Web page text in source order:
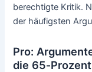
berechtigte Kritik.
der häufigsten
Pro:
die